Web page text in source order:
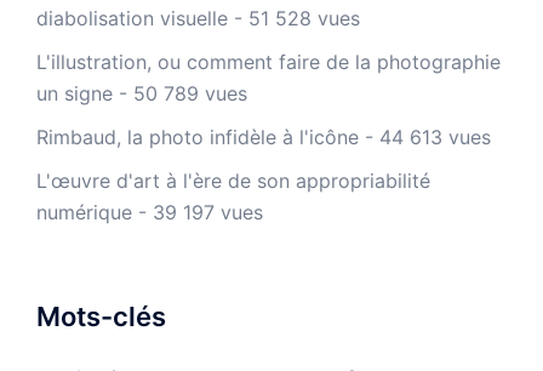
diabolisation visuelle - 51 528 vues
L'illustration, ou comment faire de la photographie
un signe - 50 789 vues
Rimbaud, la photo infidèle à l'icône - 44 613 vues
L'œuvre d'art à l'ère de son appropriabilité
numérique - 39 197 vues
Mots-clés